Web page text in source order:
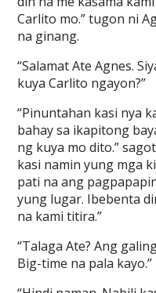
Carlito mo.” tugon ni
na ginang.
“Salamat Ate Agnes.
kuya Carlito ngayon?”
“Pinuntahan kasi nya
bahay sa ikapitong
ng kuya mo dito.”
kasi namin yung mga
pati na ang
yung lugar. Ibebenta
na kami titira.”
“Talaga Ate? Ang
Big-time na pala kayo.”